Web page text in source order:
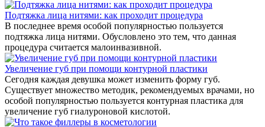
Подтяжка лица нитями: как проходит процедура
В последнее время особой популярностью пользуется
подтяжка лица нитями. Обусловлено это тем, что данная
процедура считается малоинвазивной.
Увеличение губ при помощи контурной пластики
Сегодня каждая девушка может изменить форму губ.
Существует множество методик, рекомендуемых врачами, но
особой популярностью пользуется контурная пластика для
увеличение губ гиалуроновой кислотой.